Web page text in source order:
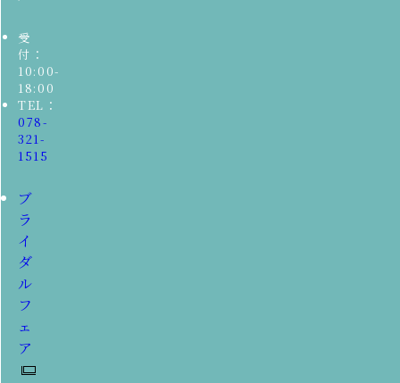
受
付：
10:00-
18:00
TEL：
078-
321-
1515
ブ
ラ
イ
ダ
ル
フ
ェ
ア